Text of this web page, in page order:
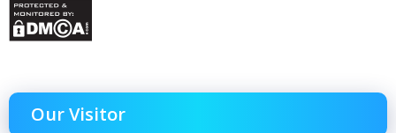
Our Visitor